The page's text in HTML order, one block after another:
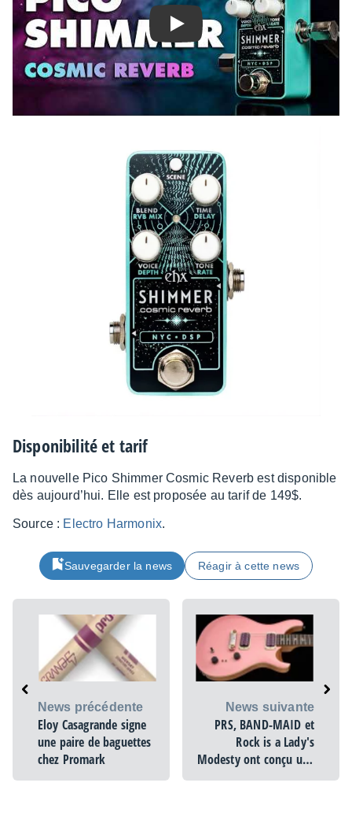
Play
Dispo­ni­bi­lité et tarif
La nouvelle Pico Shim­mer Cosmic Reverb est dispo­nible
dès aujour­d’hui. Elle est propo­sée au tarif de 149$.
Source : Elec­tro Harmo­nix.
Sauvegarder la news Réagir à cette news
News précédente
Eloy Casagrande signe
une paire de baguettes
chez Promark
News suivante
PRS, BAND-MAID et
Rock is a Lady's
Modesty ont conçu une
guitare spéciale